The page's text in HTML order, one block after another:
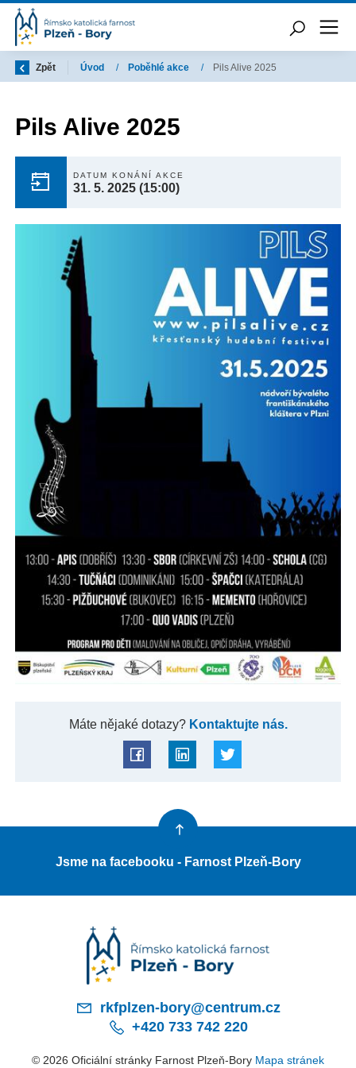
Zpět Úvod / Poběhlé akce / Pils Alive 2025
Pils Alive 2025
DATUM KONÁNÍ AKCE
31. 5. 2025 (15:00)
Máte nějaké dotazy?Kontaktujte nás.
Jsme na facebooku - Farnost Plzeň-Bory
rkfplzen-bory@centrum.cz
+420 733 742 220
© 2026 Oficiální stránky Farnost Plzeň-Bory Mapa stránek